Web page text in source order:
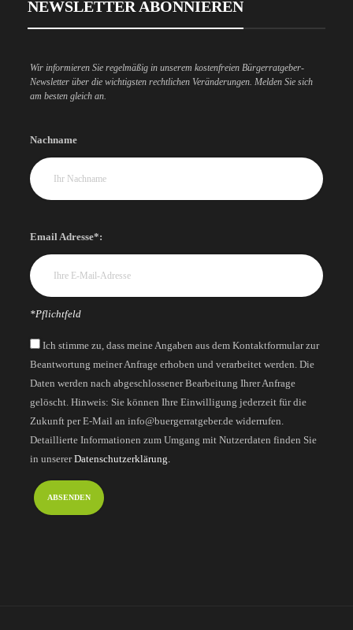
NEWSLETTER ABONNIEREN
Wir informieren Sie regelmäßig in unserem kostenfreien Bürgerratgeber-
Newsletter über die wichtigsten rechtlichen Veränderungen. Melden Sie sich
am besten gleich an.
Nachname
Email Adresse*:
*Pflichtfeld
Ich stimme zu, dass meine Angaben aus dem Kontaktformular zur
Beantwortung meiner Anfrage erhoben und verarbeitet werden. Die
Daten werden nach abgeschlossener Bearbeitung Ihrer Anfrage
gelöscht. Hinweis: Sie können Ihre Einwilligung jederzeit für die
Zukunft per E-Mail an info@buergerratgeber.de widerrufen.
Detaillierte Informationen zum Umgang mit Nutzerdaten finden Sie
in unsererDatenschutzerklärung.